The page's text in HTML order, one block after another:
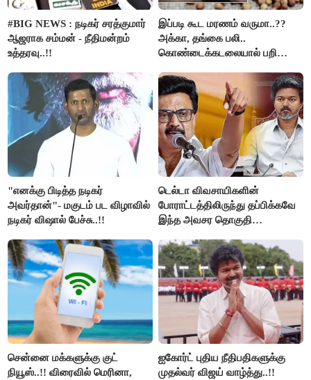
#BIG NEWS : நடிகர் சரத்குமார்
ஆஜராக சம்மன் - நீதிமன்றம்
உத்தரவு..!!
இப்படி கூட மரணம் வருமா..??
அக்கா, தங்கை பலி..
கொண்டைக்கடலையால் பறிபோன
"எனக்கு பிடித்த நடிகர்
அவர்தான்"- மகுடம் பட விழாவில்
நடிகர் விஷால் பேச்சு..!!
டெல்டா விவசாயிகளின்
போராட்டத்திலிருந்து தப்பிக்கவே
இந்த அவசர தொகுதி
அரங்கேற்றுகிறார் முதலமைச்சர் -
திமுக ஐடி விங்..!!
சென்னை மக்களுக்கு குட்
நியூஸ்..!! விரைவில் மெரினா,
ஐகோர்ட் புதிய நீதிபதிகளுக்கு
முதல்வர் விஜய் வாழ்த்து..!!